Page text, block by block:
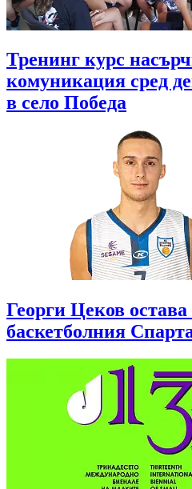
Тренинг курс
комуникация сред
в село Победа
Георги Цеков
баскетболния